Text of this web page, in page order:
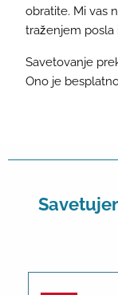
obratite. Mi vas
traženjem posla
Savetovanje
Ono je